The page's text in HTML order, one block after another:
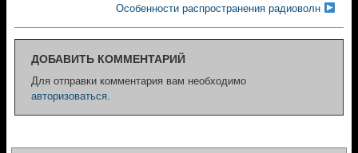
Особенности распространения радиоволн
ДОБАВИТЬ КОММЕНТАРИЙ
Для отправки комментария вам необходимо
авторизоваться.